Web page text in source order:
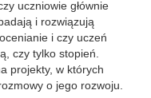
uczniowie głównie
i rozwiązują
i czy uczeń
czy tylko stopień.
projekty, w których
o jego rozwoju.